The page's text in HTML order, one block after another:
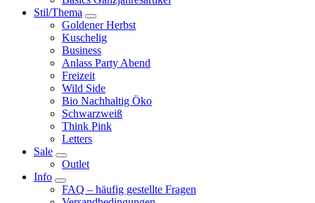
Stil/Thema
Goldener Herbst
Kuschelig
Business
Anlass Party Abend
Freizeit
Wild Side
Bio Nachhaltig Öko
Schwarzweiß
Think Pink
Letters
Sale
Outlet
Info
FAQ – häufig gestellte Fragen